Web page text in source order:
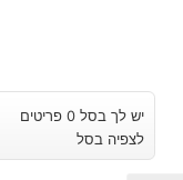
יש לך בסל 0 פריטים
לצפיה בסל